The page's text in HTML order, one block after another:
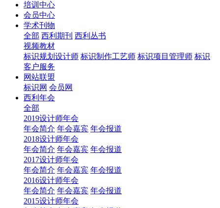
培训中心
会员中心
学术刊物
全部 西利期刊 西利丛书
视频教材
标识规划设计师 标识制作工艺师 标识项目管理师 标识
客户服务
网站联盟
标识网 会员网
西利年会
全部
2019设计师年会
年会简介 年会嘉宾 年会报道
2018设计师年会
年会简介 年会嘉宾 年会报道
2017设计师年会
年会简介 年会嘉宾 年会报道
2016设计师年会
年会简介 年会嘉宾 年会报道
2015设计师年会